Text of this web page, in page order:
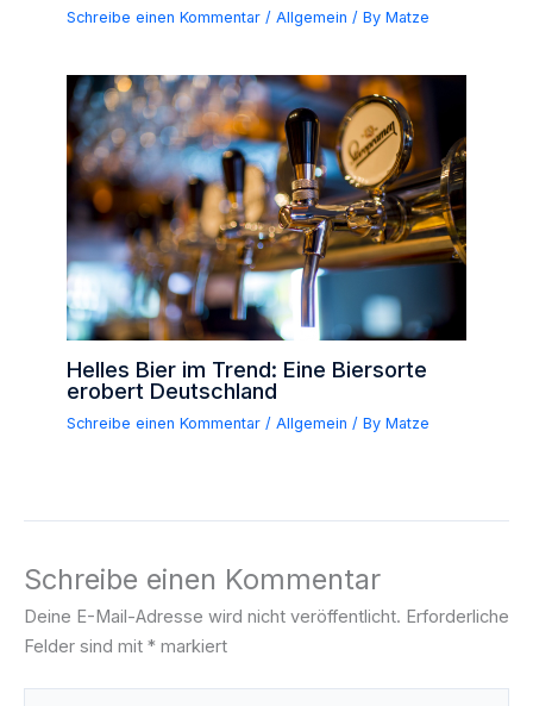
Schreibe einen Kommentar /Allgemein / ByMatze
Helles Bier im Trend: Eine Biersorte
erobert Deutschland
Schreibe einen Kommentar /Allgemein / ByMatze
Schreibe einen Kommentar
Deine E-Mail-Adresse wird nicht veröffentlicht. Erforderliche
Felder sind mit * markiert